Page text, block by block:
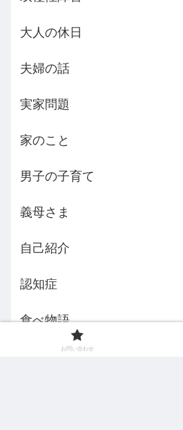
大人の休日
夫婦の話
実家問題
家のこと
男子の子育て
義母さま
自己紹介
認知症
食べ物語
お問い合わせ